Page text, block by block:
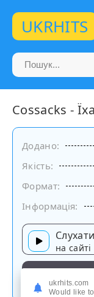
UKRHITS
Cossacks -
Додано:
Якість:
Формат:
Інформація:
Слухати
на сайті
ukrhits.com
Would like